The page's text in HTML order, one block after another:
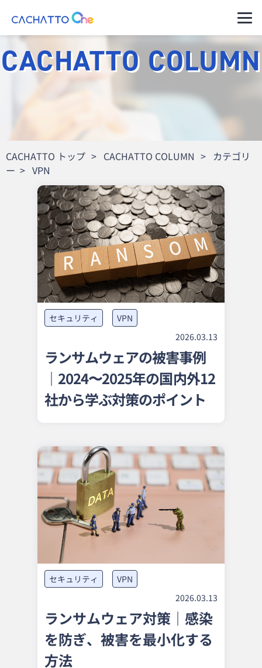
ップ
高水準のセキ
自治体のご担
当者様へ
金融・保険業
界のご担当者
様へ
セキュアなVPNで社内にアク
分離環境へのアクセスを端末
ニンジャコネ
クト VPN
VPN機器をインターネットに
公開しないセキュアなVPN
リモートデス
クトップ
お得な料金体系でシンプル機
能リモートデスクトップ
Splashtop for
CACHATTO
セキュリティも便利機能も充
実リモートデスクトップ
セキュアブラ
サポート・管
クライアント
コネクター仕
様
※これまでの
CACHATTO
はこちら
パートナー一覧
運用ご担当者様（管理者様）
ご利用者様（アプリのユーザー様）
CACHATTO COLUMN
CACHATTO トップ > CACHATTO COLUMN > カテゴリ
ー > VPN
セキュリティ
VPN
2026.03.13
ランサムウェアの被害事例
｜2024〜2025年の国内外12
社から学ぶ対策のポイント
セキュリティ
VPN
2026.03.13
ランサムウェア対策｜感染
を防ぎ、被害を最小化する
方法